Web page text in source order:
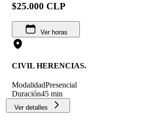
$25.000 CLP
Ver horas
CIVIL HERENCIAS.
ModalidadPresencial
Duración45 min
Ver detalles